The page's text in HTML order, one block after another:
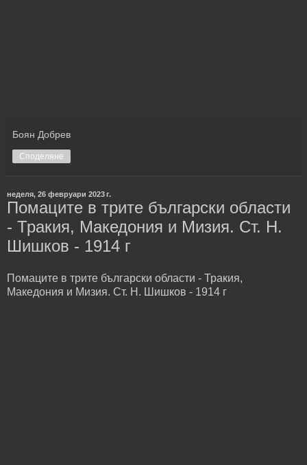
Боян Добрев
Споделяне
неделя, 26 февруари 2023 г.
Помаците в трите български области
- Тракия, Македония и Мизия. Ст. Н.
Шишков - 1914 г
Помаците в трите български области - Тракия,
Македония и Мизия. Ст. Н. Шишков - 1914 г